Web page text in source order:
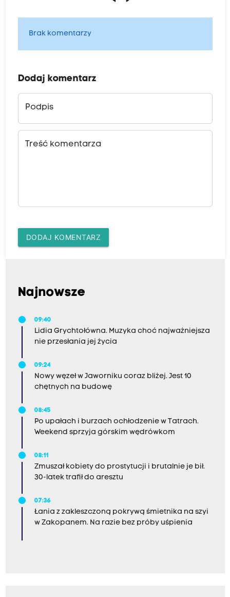
Brak komentarzy
Dodaj komentarz
Podpis
Treść komentarza
DODAJ KOMENTARZ
Najnowsze
09:40
Lidia Grychtołówna. Muzyka choć najważniejsza
nie przesłania jej życia
09:24
Nowy węzeł w Jaworniku coraz bliżej. Jest 10
chętnych na budowę
08:45
Po upałach i burzach ochłodzenie w Tatrach.
Weekend sprzyja górskim wędrówkom
08:11
Zmuszał kobiety do prostytucji i brutalnie je bił.
30-latek trafił do aresztu
07:36
Łania z zakleszczoną pokrywą śmietnika na szyi
w Zakopanem. Na razie bez próby uśpienia